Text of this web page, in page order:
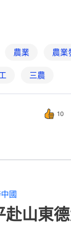
農業 農業
三農
10
國
赴山東